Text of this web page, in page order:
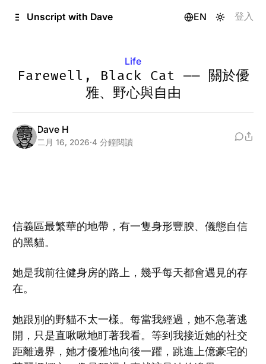
跳至內容
Unscript with Dave EN 登入
Life
Farewell, Black Cat —— 關於優
雅、野心與自由
Dave H
二月 16, 2026·4 分鐘閱讀
信義區最繁華的地帶，有一隻身形豐腴、儀態自信
的黑貓。
她是我前往健身房的路上，幾乎每天都會遇見的存
在。
她跟別的野貓不太一樣。每當我經過，她不急著逃
開，只是直啾啾地盯著我看。等到我接近她的社交
距離邊界，她才優雅地向後一躍，跳進上億豪宅的